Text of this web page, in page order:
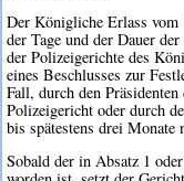
Der Königliche Erlass
der Tage und der Dauer
der Polizeigerichte des
eines Beschlusses zur
Fall, durch den
Polizeigericht oder durch
bis spätestens drei
Sobald der in Absatz 1